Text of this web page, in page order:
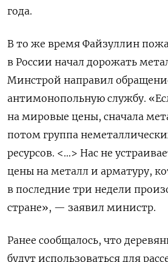
года.
В то же время Файзуллин
в России начал дорожать
Минстрой направил
антимонопольную службу.
на мировые цены, сначала
потом группа
ресурсов. <…> Нас не
цены на металл и арматуру,
в последние три недели
стране», — заявил министр.
Ранее сообщалось, что
будут использоваться для